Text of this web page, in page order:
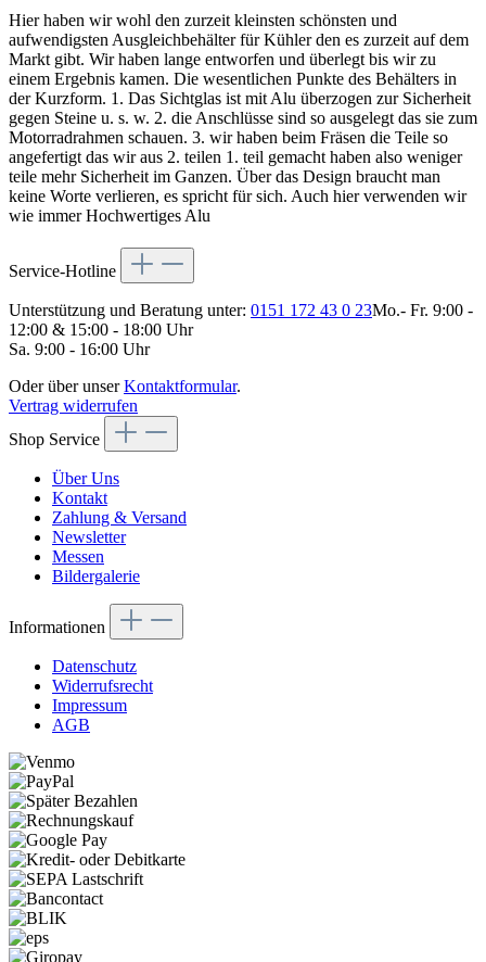
Hier haben wir wohl den zurzeit kleinsten schönsten und
aufwendigsten Ausgleichbehälter für Kühler den es zurzeit auf dem
Markt gibt. Wir haben lange entworfen und überlegt bis wir zu
einem Ergebnis kamen. Die wesentlichen Punkte des Behälters in
der Kurzform. 1. Das Sichtglas ist mit Alu überzogen zur Sicherheit
gegen Steine u. s. w. 2. die Anschlüsse sind so ausgelegt das sie zum
Motorradrahmen schauen. 3. wir haben beim Fräsen die Teile so
angefertigt das wir aus 2. teilen 1. teil gemacht haben also weniger
teile mehr Sicherheit im Ganzen. Über das Design braucht man
keine Worte verlieren, es spricht für sich. Auch hier verwenden wir
wie immer Hochwertiges Alu
Service-Hotline
Unterstützung und Beratung unter: 0151 172 43 0 23Mo.- Fr. 9:00 -
12:00 & 15:00 - 18:00 Uhr
Sa. 9:00 - 16:00 Uhr
Oder über unserKontaktformular.
Vertrag widerrufen
Shop Service
Über Uns
Kontakt
Zahlung & Versand
Newsletter
Messen
Bildergalerie
Informationen
Datenschutz
Widerrufsrecht
Impressum
AGB